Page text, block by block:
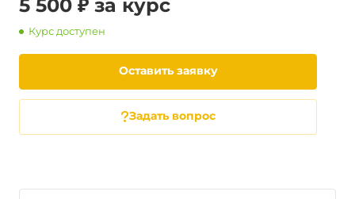
5 500 ₽ за курс
Курс доступен
Оставить заявку
Задать вопрос